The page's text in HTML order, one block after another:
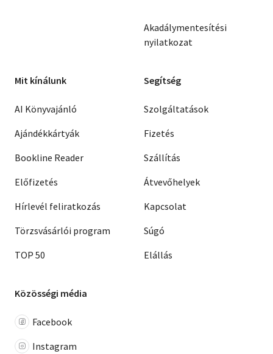
Akadálymentesítési
nyilatkozat
Mit kínálunk
AI Könyvajánló
Ajándékkártyák
Bookline Reader
Előfizetés
Hírlevél feliratkozás
Törzsvásárlói program
TOP 50
Segítség
Szolgáltatások
Fizetés
Szállítás
Átvevőhelyek
Kapcsolat
Súgó
Elállás
Közösségi média
Facebook
Instagram